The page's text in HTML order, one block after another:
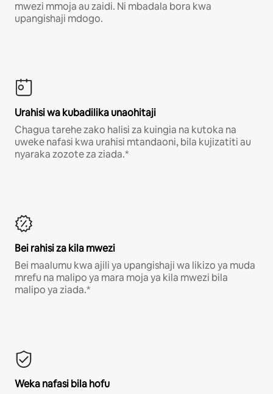
mwezi mmoja au zaidi. Ni mbadala bora kwa
upangishaji mdogo.
Urahisi wa kubadilika unaohitaji
Chagua tarehe zako halisi za kuingia na kutoka na
uweke nafasi kwa urahisi mtandaoni, bila kujizatiti au
nyaraka zozote za ziada.*
Bei rahisi za kila mwezi
Bei maalumu kwa ajili ya upangishaji wa likizo ya muda
mrefu na malipo ya mara moja ya kila mwezi bila
malipo ya ziada.*
Weka nafasi bila hofu